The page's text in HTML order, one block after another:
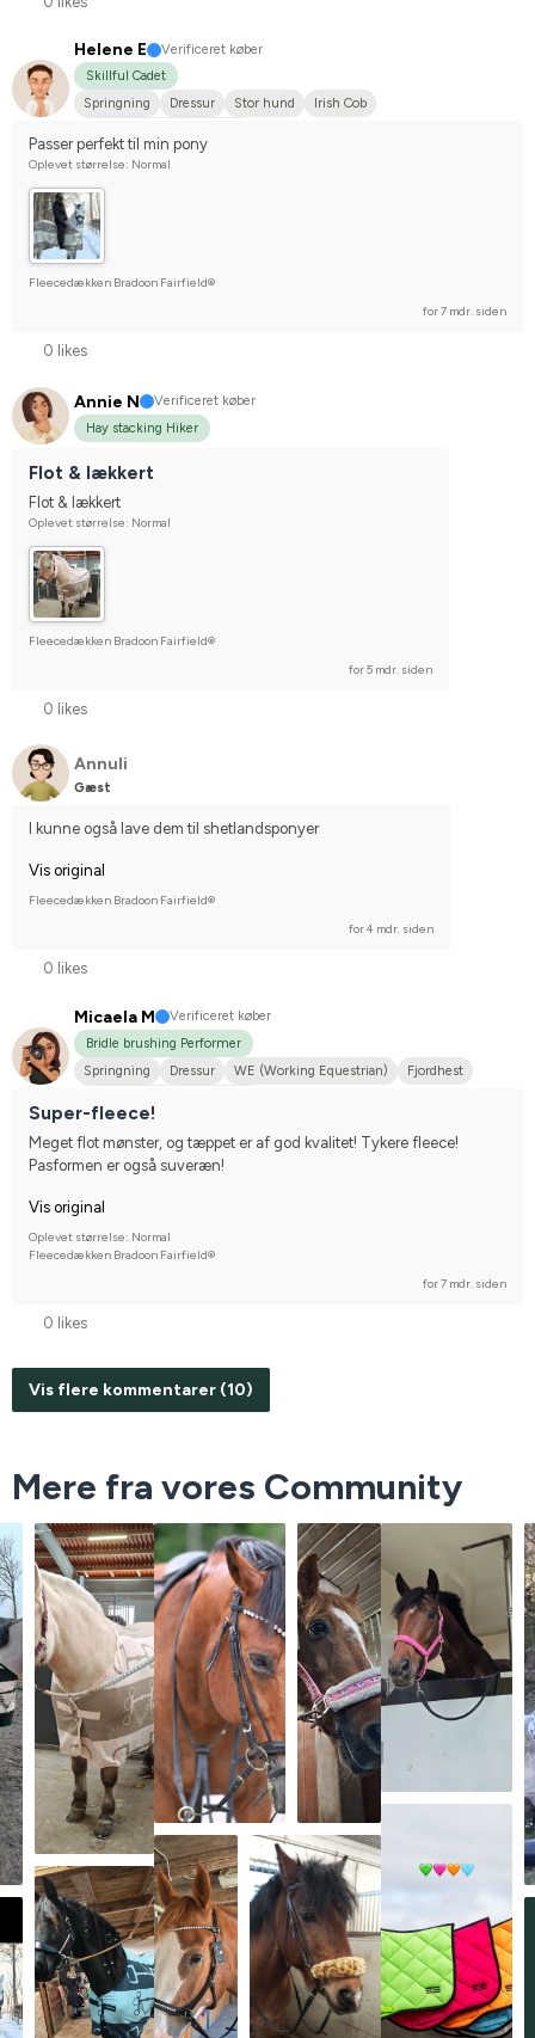
Helene E
Verificeret køber
Skillful Cadet
Springning
Dressur Stor hund
Irish Cob
Passer perfekt til min pony
Oplevet størrelse: Normal
Fleecedækken Bradoon Fairfield®
for 7 mdr. siden
0 likes
Annie N
Verificeret køber
Hay stacking Hiker
Flot & lækkert
Flot & lækkert
Oplevet størrelse: Normal
Fleecedækken Bradoon Fairfield®
for 5 mdr. siden
0 likes
Annuli
Gæst
I kunne også lave dem til shetlandsponyer
Vis original
Fleecedækken Bradoon Fairfield®
for 4 mdr. siden
0 likes
Micaela M
Verificeret køber
Bridle brushing Performer
Springning
Dressur WE (Working Equestrian)
Fjordhest
Super-fleece!
Meget flot mønster, og tæppet er af god kvalitet! Tykere fleece!
Pasformen er også suveræn!
Vis original
Oplevet størrelse: Normal
Fleecedækken Bradoon Fairfield®
for 7 mdr. siden
0 likes
Vis flere kommentarer (10)
Mere fra vores Community